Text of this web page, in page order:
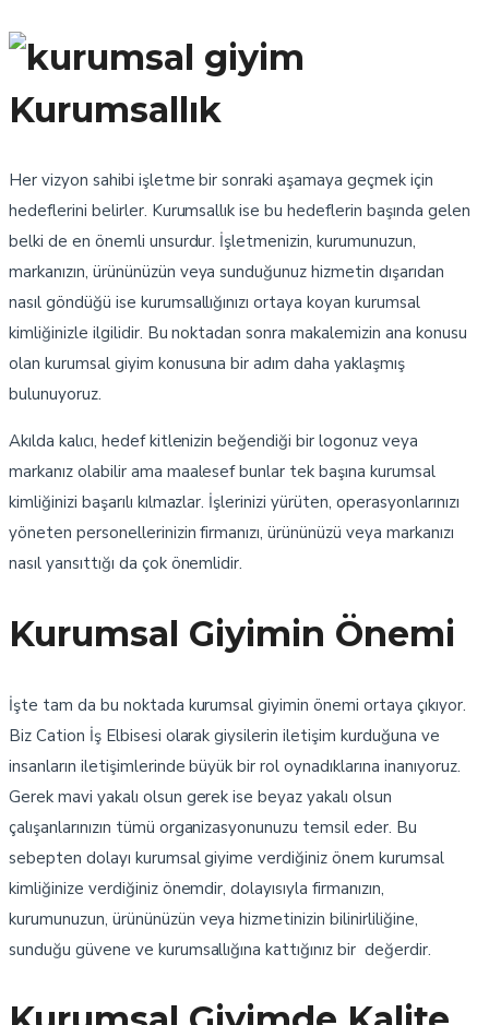
Kurumsallık
Her vizyon sahibi işletme bir sonraki aşamaya geçmek için
hedeflerini belirler. Kurumsallık ise bu hedeflerin başında gelen
belki de en önemli unsurdur. İşletmenizin, kurumunuzun,
markanızın, ürününüzün veya sunduğunuz hizmetin dışarıdan
nasıl göndüğü ise kurumsallığınızı ortaya koyan kurumsal
kimliğinizle ilgilidir. Bu noktadan sonra makalemizin ana konusu
olan kurumsal giyim konusuna bir adım daha yaklaşmış
bulunuyoruz.
Akılda kalıcı, hedef kitlenizin beğendiği bir logonuz veya
markanız olabilir ama maalesef bunlar tek başına kurumsal
kimliğinizi başarılı kılmazlar. İşlerinizi yürüten, operasyonlarınızı
yöneten personellerinizin firmanızı, ürününüzü veya markanızı
nasıl yansıttığı da çok önemlidir.
Kurumsal Giyimin Önemi
İşte tam da bu noktada kurumsal giyimin önemi ortaya çıkıyor.
Biz Cation İş Elbisesi olarak giysilerin iletişim kurduğuna ve
insanların iletişimlerinde büyük bir rol oynadıklarına inanıyoruz.
Gerek mavi yakalı olsun gerek ise beyaz yakalı olsun
çalışanlarınızın tümü organizasyonunuzu temsil eder. Bu
sebepten dolayı kurumsal giyime verdiğiniz önem kurumsal
kimliğinize verdiğiniz önemdir, dolayısıyla firmanızın,
kurumunuzun, ürününüzün veya hizmetinizin bilinirliliğine,
sunduğu güvene ve kurumsallığına kattığınız bir değerdir.